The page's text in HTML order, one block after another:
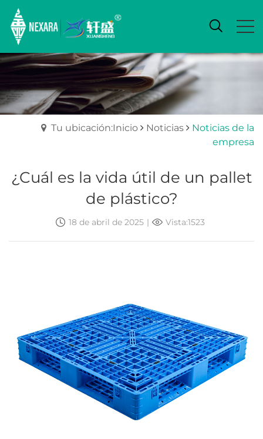
Tu ubicación:Inicio Noticias
Noticias de la
empresa
¿Cuál es la vida útil de un pallet
de plástico?
18 de abril de 2025 | Vista:1523